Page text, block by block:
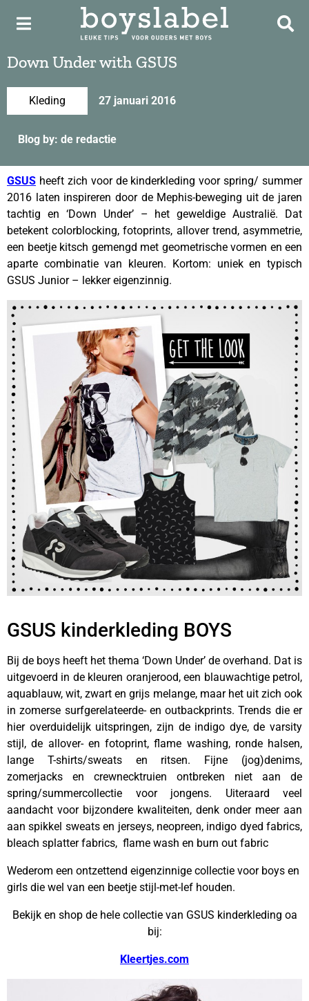
Down Under with GSUS
Kleding 27 januari 2016
Blog by: de redactie
GSUS heeft zich voor de kinderkleding voor spring/ summer
2016 laten inspireren door de Mephis-beweging uit de jaren
tachtig en ‘Down Under’ – het geweldige Australië. Dat
betekent colorblocking, fotoprints, allover trend, asymmetrie,
een beetje kitsch gemengd met geometrische vormen en een
aparte combinatie van kleuren. Kortom: uniek en typisch
GSUS Junior – lekker eigenzinnig.
GSUS kinderkleding BOYS
Bij de boys heeft het thema ‘Down Under’ de overhand. Dat is
uitgevoerd in de kleuren oranjerood, een blauwachtige petrol,
aquablauw, wit, zwart en grijs melange, maar het uit zich ook
in zomerse surfgerelateerde- en outbackprints. Trends die er
hier overduidelijk uitspringen, zijn de indigo dye, de varsity
stijl, de allover- en fotoprint, flame washing, ronde halsen,
lange T-shirts/sweats en ritsen. Fijne (jog)denims,
zomerjacks en crewnecktruien ontbreken niet aan de
spring/summercollectie voor jongens. Uiteraard veel
aandacht voor bijzondere kwaliteiten, denk onder meer aan
aan spikkel sweats en jerseys, neopreen, indigo dyed fabrics,
bleach splatter fabrics, flame wash en burn out fabric
Wederom een ontzettend eigenzinnige collectie voor boys en
girls die wel van een beetje stijl-met-lef houden.
Bekijk en shop de hele collectie van GSUS kinderkleding oa
bij:
Kleertjes.com